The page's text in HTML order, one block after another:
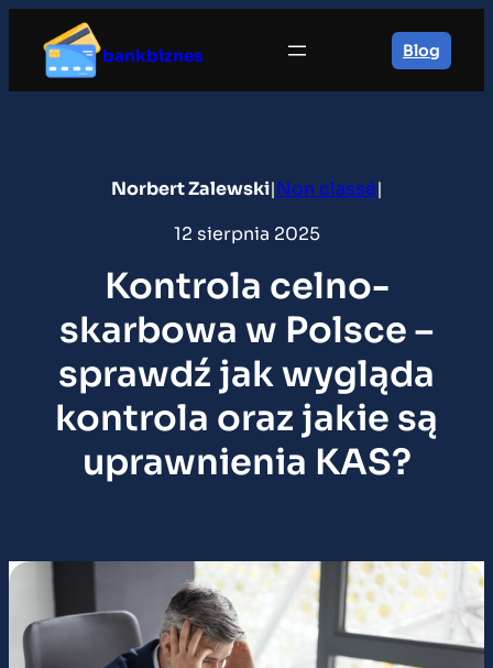
treści
bankbiznes Blog
Norbert Zalewski|Non classé|
12 sierpnia 2025
Kontrola celno-
skarbowa w Polsce –
sprawdź jak wygląda
kontrola oraz jakie są
uprawnienia KAS?